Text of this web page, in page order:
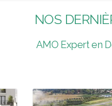
NOS
AMO Expert en